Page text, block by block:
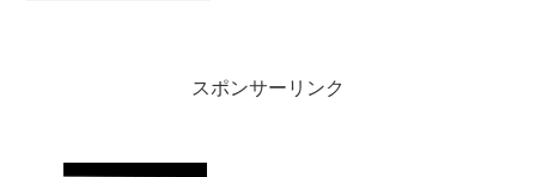
スポンサーリンク